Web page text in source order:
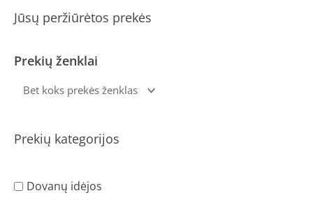
Jūsų peržiūrėtos prekės
Prekių ženklai
Prekių kategorijos
Dovanų idėjos